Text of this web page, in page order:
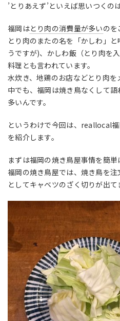
’とりあえず’といえば思いつくの
福岡はとり肉の消費量が多いのを
とり肉のまたの名を「かしわ」
うですが)、かしわ飯（とり肉を
料理とも言われています。
水炊き、地鶏のお店などとり肉を
中でも、福岡は焼き鳥なくして
多いんです。
というわけで今回は、reallocal
を紹介します。
まずは福岡の焼き鳥屋事情を簡単
福岡の焼き鳥屋では、焼き鳥を
としてキャベツのざく切りが出て